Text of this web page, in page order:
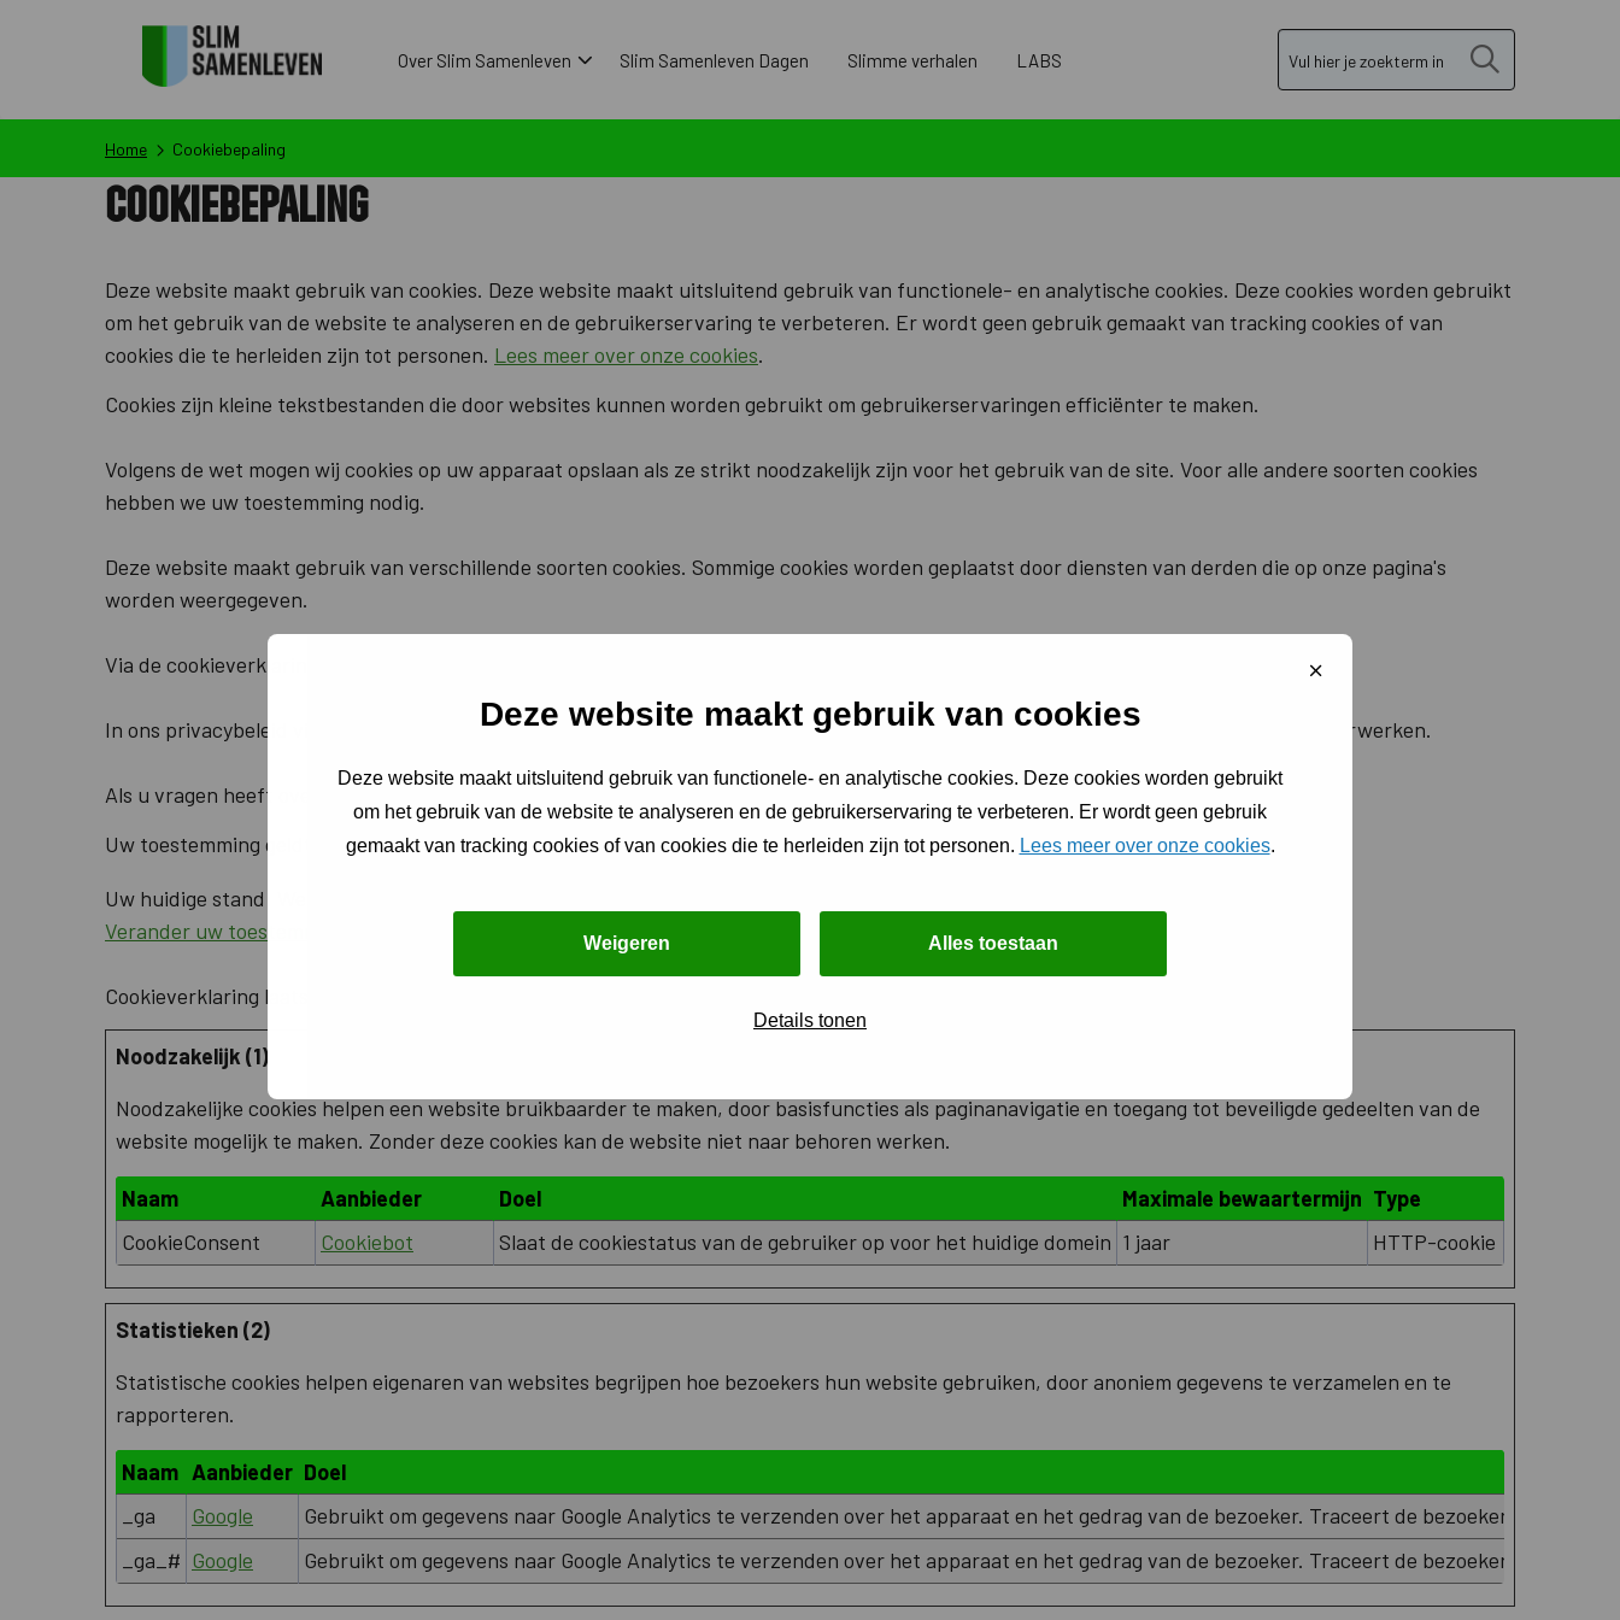
Deze website maakt gebruik van cookies
Deze website maakt uitsluitend gebruik van functionele- en analytische cookies. Deze cookies worden gebruikt
om het gebruik van de website te analyseren en de gebruikerservaring te verbeteren. Er wordt geen gebruik
gemaakt van tracking cookies of van cookies die te herleiden zijn tot personen. Lees meer over onze cookies.
Weigeren Alles toestaan
Details tonen
Sluit
Over Slim Samenleven Slim Samenleven Dagen Slimme verhalen LABS
Home Cookiebepaling
Cookiebepaling
Deze website maakt gebruik van cookies. Deze website maakt uitsluitend gebruik van functionele- en analytische cookies. Deze cookies worden gebruikt
om het gebruik van de website te analyseren en de gebruikerservaring te verbeteren. Er wordt geen gebruik gemaakt van tracking cookies of van
cookies die te herleiden zijn tot personen. Lees meer over onze cookies.
Cookies zijn kleine tekstbestanden die door websites kunnen worden gebruikt om gebruikerservaringen efficiënter te maken.
Volgens de wet mogen wij cookies op uw apparaat opslaan als ze strikt noodzakelijk zijn voor het gebruik van de site. Voor alle andere soorten cookies
hebben we uw toestemming nodig.
Deze website maakt gebruik van verschillende soorten cookies. Sommige cookies worden geplaatst door diensten van derden die op onze pagina's
worden weergegeven.
Via de cookieverklaring op onze website kunt u uw toestemming op elk moment wijzigen of intrekken.
In ons privacybeleid vindt u meer informatie over wie we zijn, hoe u contact met ons kunt opnemen en hoe we persoonlijke gegevens verwerken.
Als u vragen heeft over uw toestemming, vermeld dan het ID en de datum van de toestemming alstublieft.
Uw toestemming geldt voor de volgende domeinen: www.slimsamenleven.nl
Uw huidige stand: Weigeren.
Verander uw toestemming
Cookieverklaring laatst bijgewerkt op 22/07/2026 door
Noodzakelijk (1)
Noodzakelijke cookies helpen een website bruikbaarder te maken, door basisfuncties als paginanavigatie en toegang tot beveiligde gedeelten van de
website mogelijk te maken. Zonder deze cookies kan de website niet naar behoren werken.
Naam Aanbieder Doel Maximale bewaartermijn Type
CookieConsent
Cookiebot Slaat de cookiestatus van de gebruiker op voor het huidige domein 1 jaar HTTP-cookie
Statistieken (2)
Statistische cookies helpen eigenaren van websites begrijpen hoe bezoekers hun website gebruiken, door anoniem gegevens te verzamelen en te
rapporteren.
Naam Aanbieder Doel
_ga
Google
Gebruikt om gegevens naar Google Analytics te verzenden over het apparaat en het gedrag van de bezoeker. Traceert de bezoeker op
_ga_# Google Gebruikt om gegevens naar Google Analytics te verzenden over het apparaat en het gedrag van de bezoeker. Traceert de bezoeker op